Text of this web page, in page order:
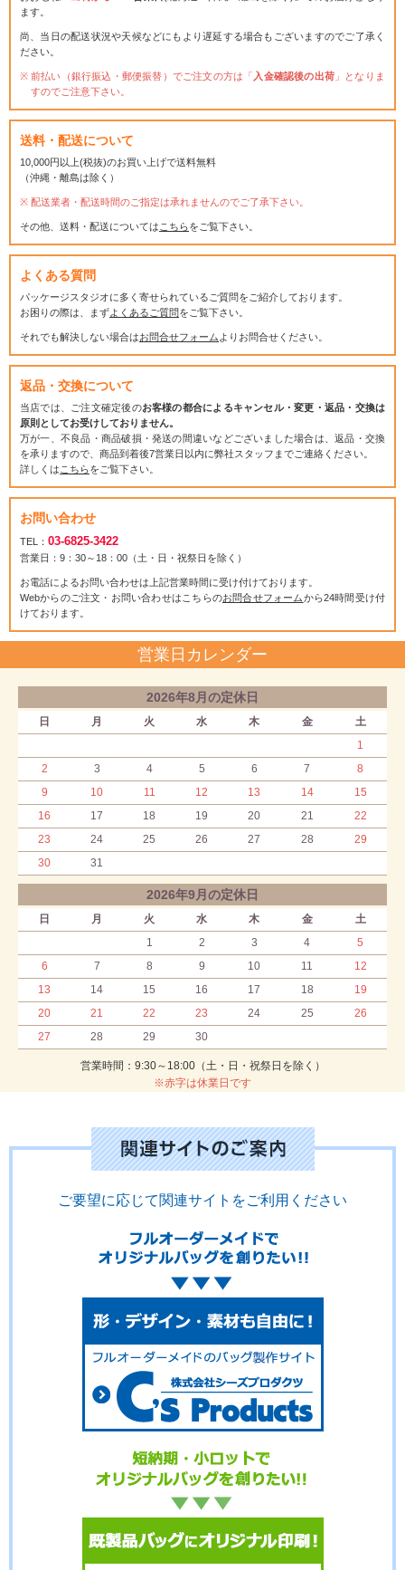
ます。
尚、当日の配送状況や天候などにもより遅延する場合もございますのでご了承く
ださい。
前払い（銀行振込・郵便振替）でご注文の方は「 入金確認後の出荷 」となりま
すのでご注意下さい。
送料・配送について
10,000円以上(税抜)のお買い上げで送料無料
（沖縄・離島は除く）
配送業者・配送時間のご指定は承れませんのでご了承下さい。
その他、送料・配送については こちらをご覧下さい。
よくある質問
パッケージスタジオに多く寄せられているご質問をご紹介しております。
お困りの際は、まずよくあるご質問をご覧下さい。
それでも解決しない場合はお問合せフォーム よりお問合せください。
返品・交換について
当店では、ご注文確定後のお客様の都合によるキャンセル・変更・返品・交換は
原則としてお受けしておりません。
万が一、不良品・商品破損・発送の間違いなどございました場合は、返品・交換
を承りますので、商品到着後7営業日以内に弊社スタッフまでご連絡ください。
詳しくは こちらをご覧下さい。
お問い合わせ
TEL： 03-6825-3422
営業日：9：30～18：00（土・日・祝祭日を除く）
お電話によるお問い合わせは上記営業時間に受け付けております。
Webからのご注文・お問い合わせはこちらのお問合せフォームから24時間受け付
けております。
営業日カレンダー
2026年8月の定休日
日 月 火 水 木 金
土
1
2
3 4 5 6 7
8
9
10 11 12 13 14
15
16
17 18 19 20 21
22
23
24 25 26 27 28
29
30
31
2026年9月の定休日
日 月 火 水 木 金
土
1
2 3 4
5
6
7 8 9 10 11
12
13
14 15 16 17 18
19
20
21 22 23 24 25
26
27
28 29 30
営業時間：9:30～18:00（土・日・祝祭日を除く）
※赤字は休業日です
ご要望に応じて関連サイトをご利用ください